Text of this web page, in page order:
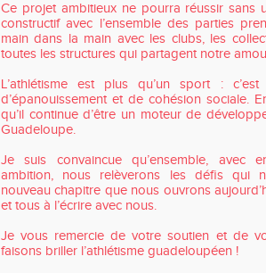
Ce projet ambitieux ne pourra réussir sans
constructif avec l’ensemble des parties
main dans la main avec les clubs, les
toutes les structures qui partagent notre
L’athlétisme est plus qu’un sport : c’est
d’épanouissement et de cohésion sociale.
qu’il continue d’être un moteur de
Guadeloupe.
Je suis convaincue qu’ensemble, avec
ambition, nous relèverons les défis qui
nouveau chapitre que nous ouvrons
et tous à l’écrire avec nous.
Je vous remercie de votre soutien et de
faisons briller l’athlétisme guadeloupéen !